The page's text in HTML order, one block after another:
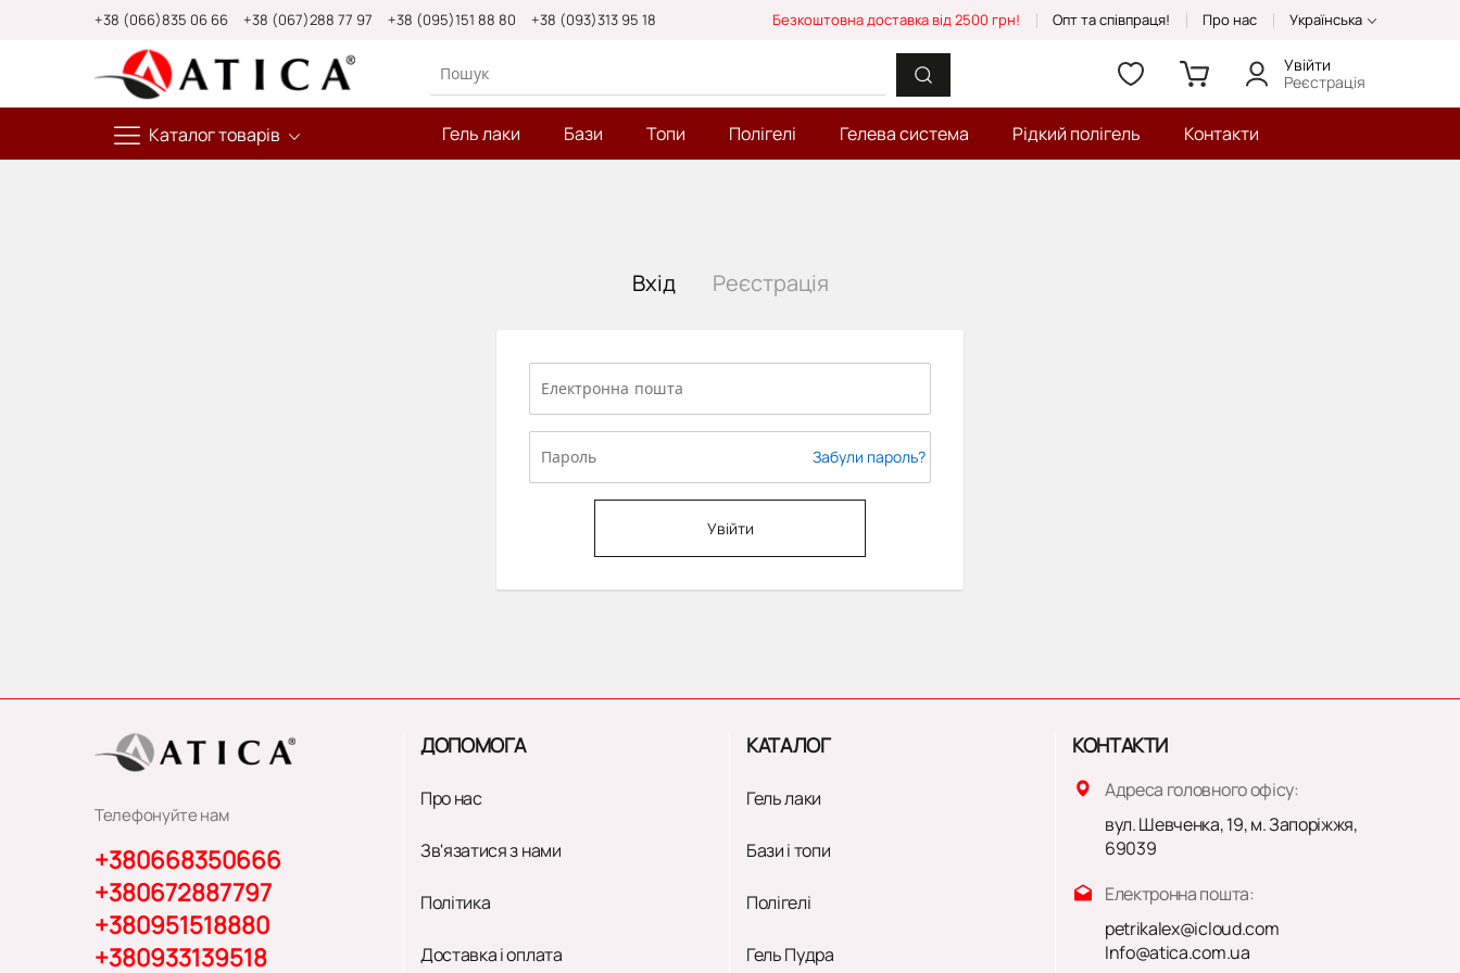
+38 (066)835 06 66 +38 (067)288 77 97 +38 (095)151 88 80 +38 (093)313 95 18 Безкоштовна доставка від 2500 грн! Опт та співпраця! Про нас Українська
Каталог товарів
Увійти
Реєстрація
Гель лаки Бази Топи Полігелі Гелева система Рідкий полігель Контакти
Вхід Реєстрація
Забули пароль?
Увійти
Телефонуйте нам
+380668350666
+380672887797
+380951518880
+380933139518
ДОПОМОГА
Про нас
Зв'язатися з нами
Політика
Доставка і оплата
КАТАЛОГ
Гель лаки
Бази і топи
Полігелі
Гель Пудра
КОНТАКТИ
Адреса головного офісу:
вул. Шевченка, 19, м. Запоріжжя,
69039
Електронна пошта:
petrikalex@icloud.com
Info@atica.com.ua